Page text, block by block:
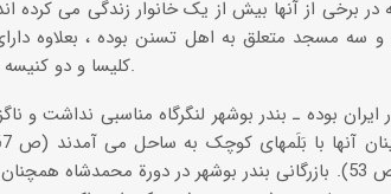
در برخی از آنها بیش از یک خانوار زندگی می کرده
سه مسجد متعلق به اهل تسنن بوده ، بعلاوه
کلیسا و دو کنیسه نیز بوده است (ص 55).
گفتة فلاندن ـ که از 1256 تا 1258 در ایران بوده ـ بندر بوشهر لنگرگاه مناسبی
پس از آن نیز ادامه داشت (جمالزاده ، ص 53). بازرگانی بندر بوشهر در دورة